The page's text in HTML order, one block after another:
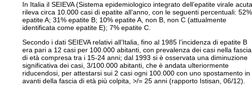
In Italia il SEIEVA (Sistema epidemiologico integrato dell’epatite virale
rileva circa 10.000 casi di epatite all’anno, con le seguenti percentuali: 52%
epatite A; 31% epatite B; 10% epatite A, non B, non C (attualmente
identificata come epatite E); 7% epatite C.
Secondo i dati SEIEVA relativi all’Italia, fino al 1985 l’incidenza di epatite B
era pari a 12 casi per 100.000 abitanti, con prevalenza dei casi nella fascia
di età compresa tra i 15-24 anni; dal 1993 si è osservata una diminuzione
significativa dei casi, 3/100.000 abitanti, che è andata ulteriormente
riducendosi, per attestarsi sui 2 casi ogni 100.000 con uno spostamento in
avanti della fascia di età più colpita, >/= 25 anni (rapporto Istisan, 06/12).